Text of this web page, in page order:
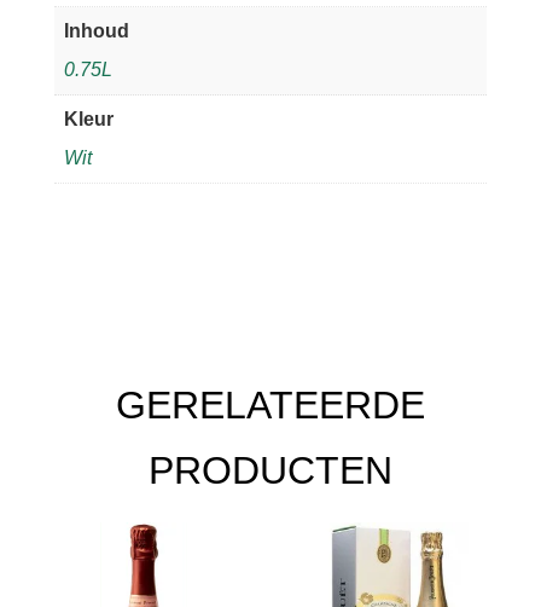
Inhoud
0.75L
Kleur
Wit
GERELATEERDE
PRODUCTEN